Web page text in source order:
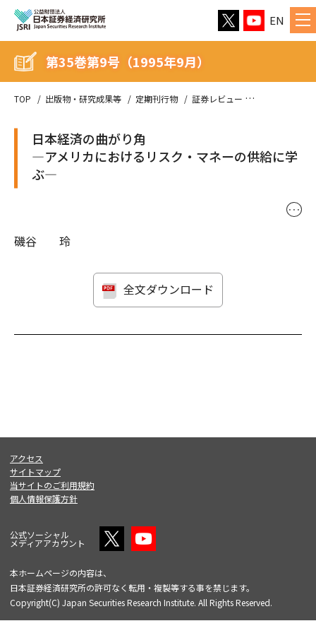
EN
TOP 出版物・研究成果等 定期刊行物 証券レビュー
第35巻第9号（1995年9月）
日本経済の曲がり角
―アメリカにおけるリスク・マネーの供給に学
ぶ―
･･･
磯谷 玲
全文ダウンロード
アクセス
サイトマップ
当サイトのご利用規約
個人情報保護方針
公式ソーシャル
メディアアカウント
本ホームページの内容は、
日本証券経済研究所の許可なく転用・複製等する事を禁じます。
Copyright(C) Japan Securities Research Institute. All Rights Reserved.